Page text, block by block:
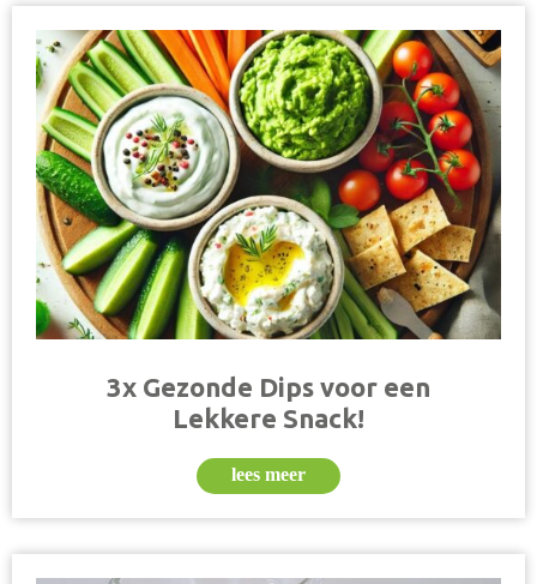
3x Gezonde Dips voor een
Lekkere Snack!
lees meer